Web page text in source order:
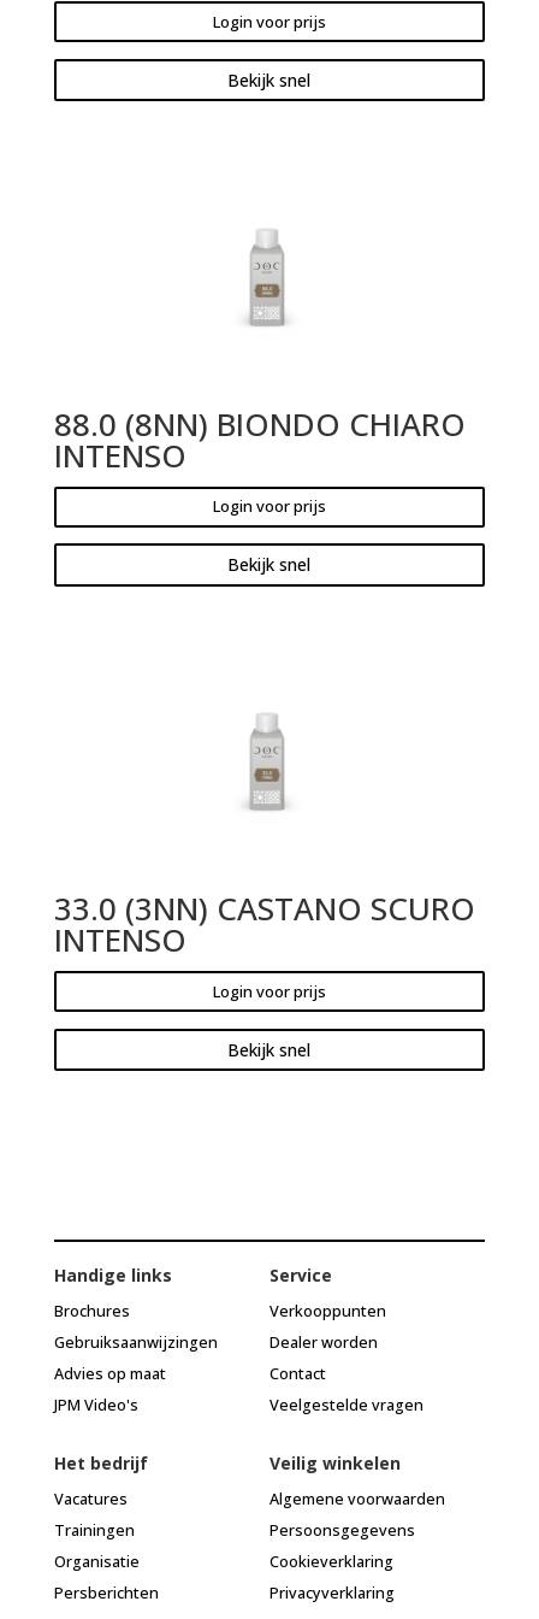
Login voor prijs
Bekijk snel
88.0 (8NN) BIONDO CHIARO
INTENSO
Login voor prijs
Bekijk snel
33.0 (3NN) CASTANO SCURO
INTENSO
Login voor prijs
Bekijk snel
Handige links
Brochures
Gebruiksaanwijzingen
Advies op maat
JPM Video's
Service
Verkooppunten
Dealer worden
Contact
Veelgestelde vragen
Het bedrijf
Vacatures
Trainingen
Organisatie
Persberichten
Veilig winkelen
Algemene voorwaarden
Persoonsgegevens
Cookieverklaring
Privacyverklaring